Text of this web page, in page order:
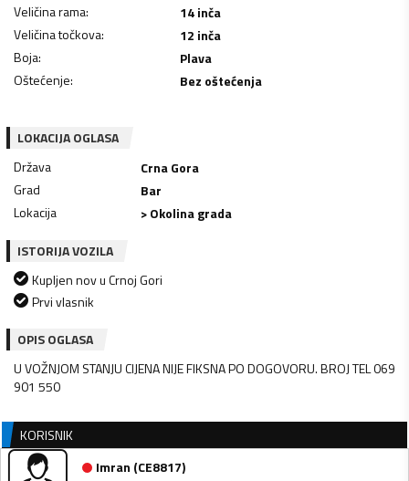
Veličina rama:
14 inča
Veličina točkova:
12 inča
Boja:
Plava
Oštećenje: Bez oštećenja
LOKACIJA OGLASA
Država
Crna Gora
Grad
Bar
Lokacija
> Okolina grada
ISTORIJA VOZILA
Kupljen nov u Crnoj Gori
Prvi vlasnik
OPIS OGLASA
U VOŽNJOM STANJU CIJENA NIJE FIKSNA PO DOGOVORU. BROJ TEL 069
901 550
KORISNIK
Imran (CE8817)